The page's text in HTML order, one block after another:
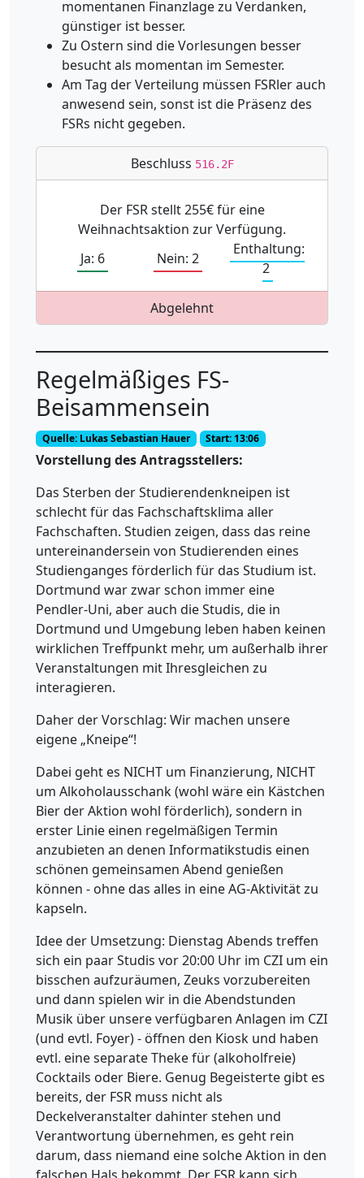
momentanen Finanzlage zu Verdanken,
günstiger ist besser.
Zu Ostern sind die Vorlesungen besser
besucht als momentan im Semester.
Am Tag der Verteilung müssen FSRler auch
anwesend sein, sonst ist die Präsenz des
FSRs nicht gegeben.
Beschluss 516.2F
Der FSR stellt 255€ für eine
Weihnachtsaktion zur Verfügung.
Ja: 6
Nein: 2
Enthaltung:
2
Abgelehnt
Regelmäßiges FS-
Beisammensein
Quelle: Lukas Sebastian Hauer Start: 13:06
Vorstellung des Antragsstellers:
Das Sterben der Studierendenkneipen ist
schlecht für das Fachschaftsklima aller
Fachschaften. Studien zeigen, dass das reine
untereinandersein von Studierenden eines
Studienganges förderlich für das Studium ist.
Dortmund war zwar schon immer eine
Pendler-Uni, aber auch die Studis, die in
Dortmund und Umgebung leben haben keinen
wirklichen Treffpunkt mehr, um außerhalb ihrer
Veranstaltungen mit Ihresgleichen zu
interagieren.
Daher der Vorschlag: Wir machen unsere
eigene „Kneipe“!
Dabei geht es NICHT um Finanzierung, NICHT
um Alkoholausschank (wohl wäre ein Kästchen
Bier der Aktion wohl förderlich), sondern in
erster Linie einen regelmäßigen Termin
anzubieten an denen Informatikstudis einen
schönen gemeinsamen Abend genießen
können - ohne das alles in eine AG-Aktivität zu
kapseln.
Idee der Umsetzung: Dienstag Abends treffen
sich ein paar Studis vor 20:00 Uhr im CZI um ein
bisschen aufzuräumen, Zeuks vorzubereiten
und dann spielen wir in die Abendstunden
Musik über unsere verfügbaren Anlagen im CZI
(und evtl. Foyer) - öffnen den Kiosk und haben
evtl. eine separate Theke für (alkoholfreie)
Cocktails oder Biere. Genug Begeisterte gibt es
bereits, der FSR muss nicht als
Deckelveranstalter dahinter stehen und
Verantwortung übernehmen, es geht rein
darum, dass niemand eine solche Aktion in den